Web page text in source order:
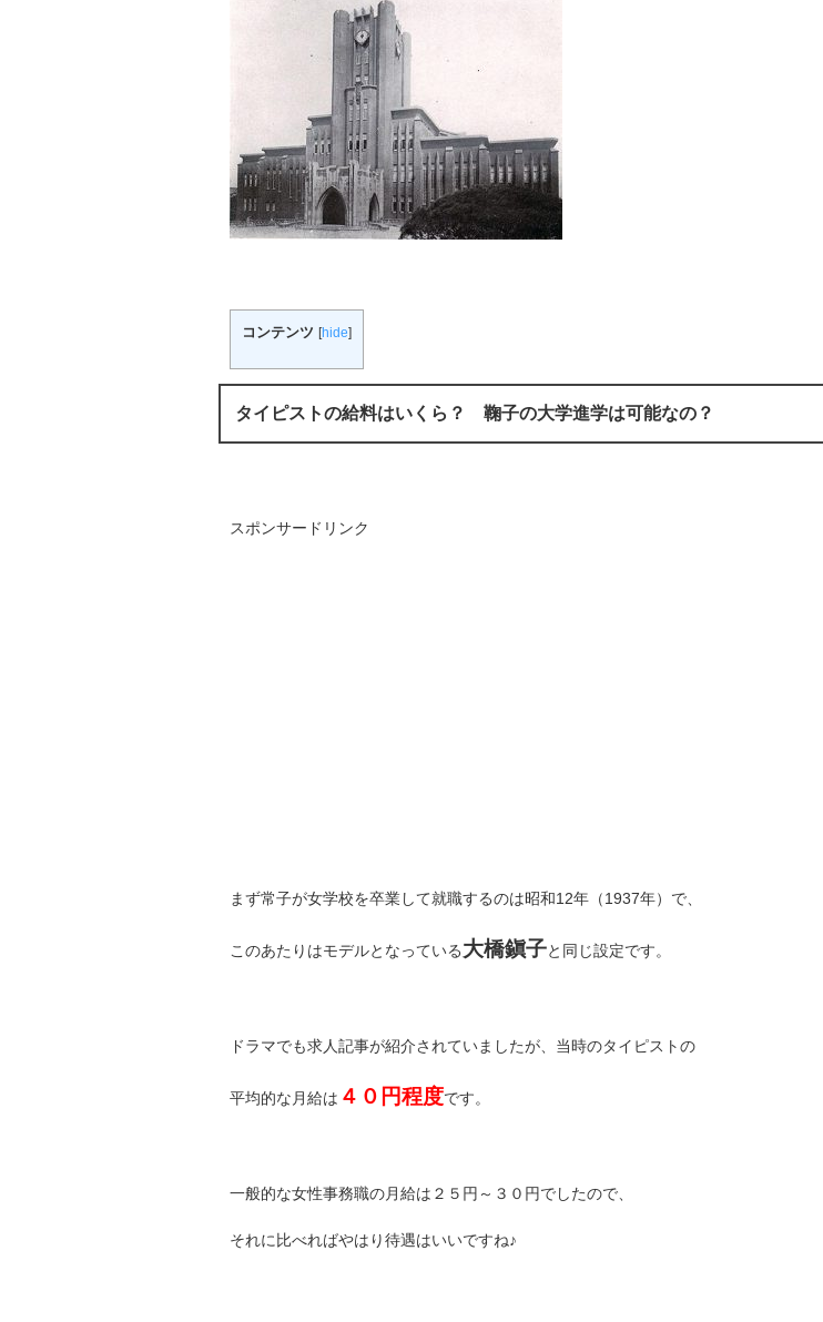
コンテンツ [hide]
タイピストの給料はいくら？ 鞠子の大学進学は可能なの？
スポンサードリンク
まず常子が女学校を卒業して就職するのは昭和12年（1937年）で、
このあたりはモデルとなっている大橋鎭子と同じ設定です。
ドラマでも求人記事が紹介されていましたが、当時のタイピストの
平均的な月給は ４０円程度です。
一般的な女性事務職の月給は２５円～３０円でしたので、
それに比べればやはり待遇はいいですね♪